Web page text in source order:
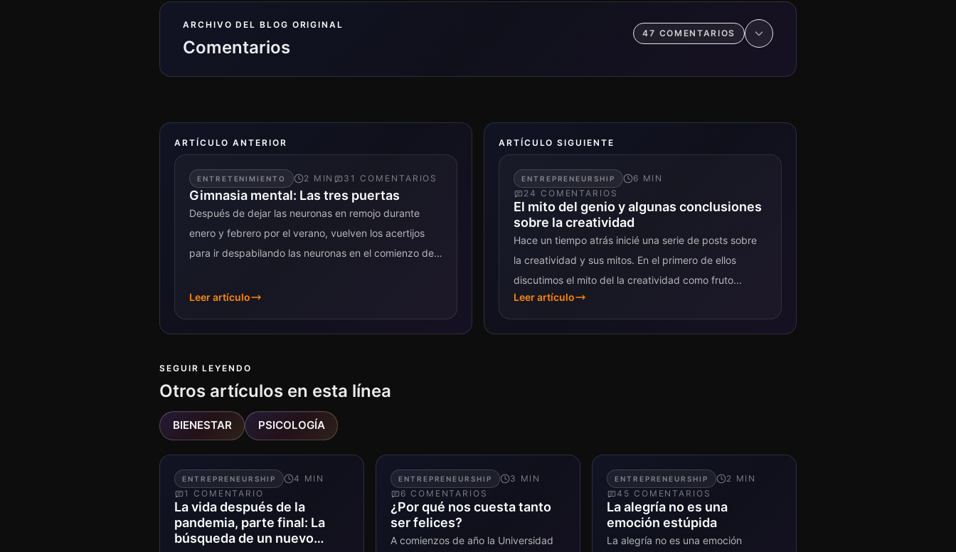
ARCHIVO DEL BLOG ORIGINAL
Comentarios
47 COMENTARIOS
ARTÍCULO ANTERIOR
ENTRETENIMIENTO 2 MIN 31 COMENTARIO S
Gimnasia mental: Las tres puertas
Después de dejar las neuronas en remojo durante
enero y febrero por el verano, vuelven los acertijos
para ir despabilando las neuronas en el comienzo del
Leer artículo
ARTÍCULO SIGUIENTE
ENTREPRENEURSHIP 6 MIN
24 COMENTARIO S
El mito del genio y algunas conclusiones
sobre la creatividad
Hace un tiempo atrás inicié una serie de posts sobre
la creatividad y sus mitos. En el primero de ellos
discutimos el mito del la creatividad como fruto...
Leer artículo
SEGUIR LEYENDO
Otros artículos en esta línea
BIENESTAR PSICOLOGÍA
ENTREPRENEURSHIP 4 MIN
1 COMENTARIO
La vida después de la
pandemia, parte final: La
búsqueda de un nuevo
ENTREPRENEURSHIP 3 MIN
6 COMENTARIO S
¿Por qué nos cuesta tanto
ser felices?
A comienzos de año la Universidad
ENTREPRENEURSHIP 2 MIN
45 COMENTARIO S
La alegría no es una
emoción estúpida
La alegría no es una emoción